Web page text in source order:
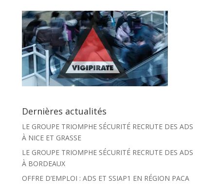
Dernières actualités
LE GROUPE TRIOMPHE SÉCURITÉ RECRUTE DES ADS
À NICE ET GRASSE
LE GROUPE TRIOMPHE SÉCURITÉ RECRUTE DES ADS
À BORDEAUX
OFFRE D’EMPLOI : ADS ET SSIAP1 EN RÉGION PACA